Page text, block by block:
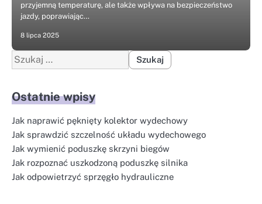
przyjemną temperaturę, ale także wpływa na bezpieczeństwo
jazdy, poprawiając…
8 lipca 2025
Szukaj:
Ostatnie wpisy
Jak naprawić pęknięty kolektor wydechowy
Jak sprawdzić szczelność układu wydechowego
Jak wymienić poduszkę skrzyni biegów
Jak rozpoznać uszkodzoną poduszkę silnika
Jak odpowietrzyć sprzęgło hydrauliczne